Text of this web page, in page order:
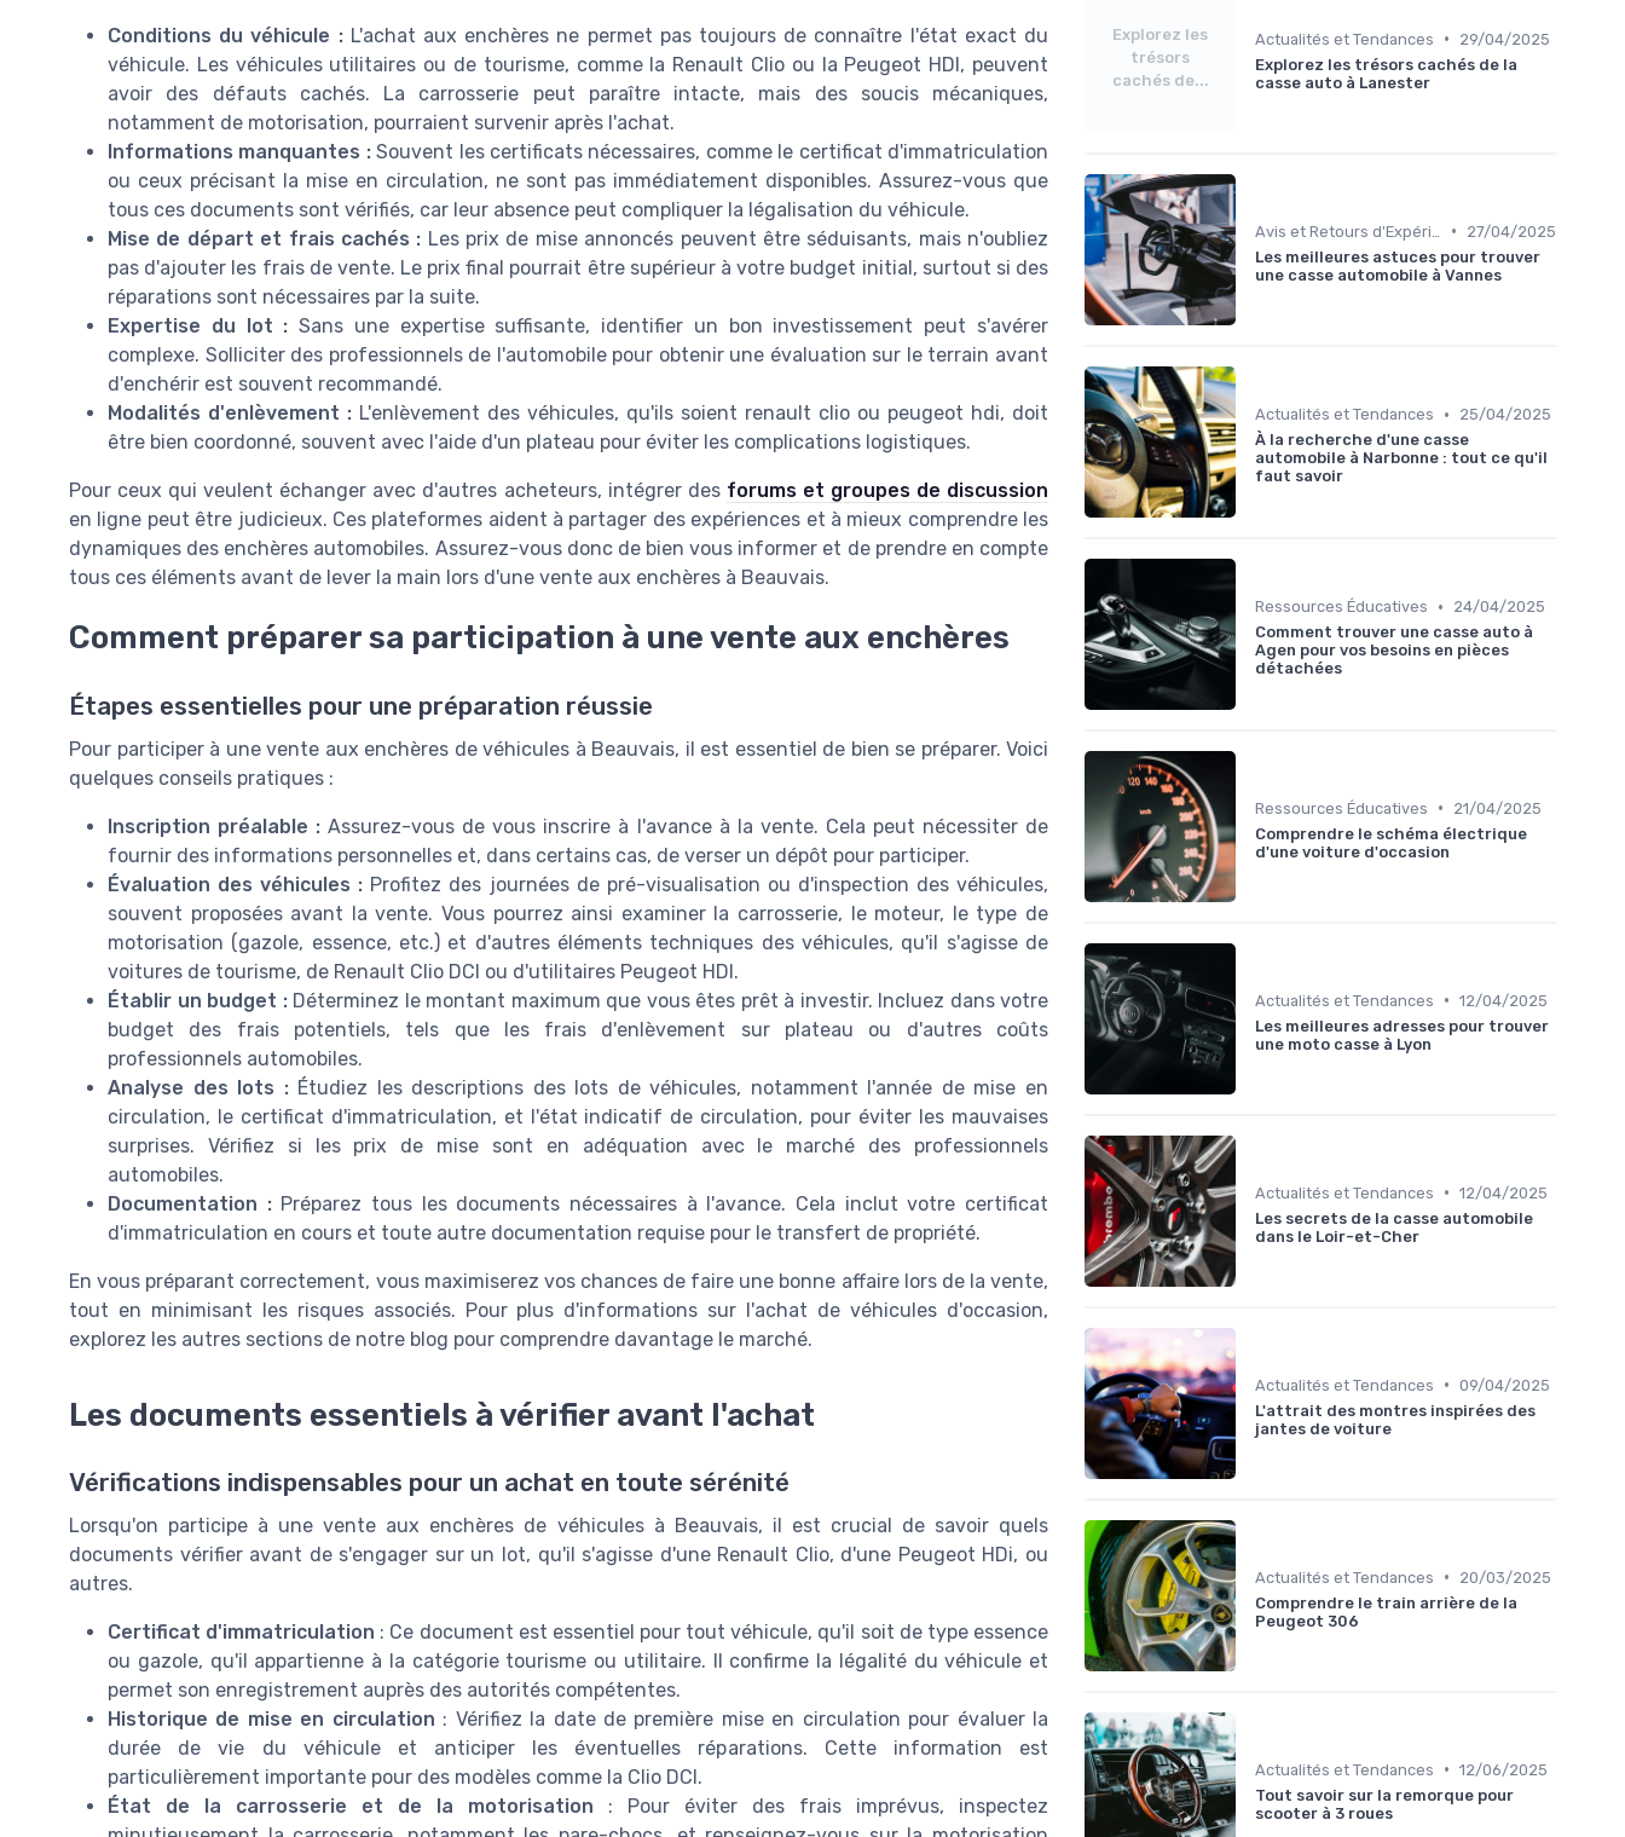
Conditions du véhicule :L'achat aux enchères ne permet pas toujours de connaître l'état exact du
véhicule. Les véhicules utilitaires ou de tourisme, comme la Renault Clio ou la Peugeot HDI, peuvent
avoir des défauts cachés. La carrosserie peut paraître intacte, mais des soucis mécaniques,
notamment de motorisation, pourraient survenir après l'achat.
Informations manquantes :Souvent les certificats nécessaires, comme le certificat d'immatriculation
ou ceux précisant la mise en circulation, ne sont pas immédiatement disponibles. Assurez-vous que
tous ces documents sont vérifiés, car leur absence peut compliquer la légalisation du véhicule.
Mise de départ et frais cachés : Les prix de mise annoncés peuvent être séduisants, mais n'oubliez
pas d'ajouter les frais de vente. Le prix final pourrait être supérieur à votre budget initial, surtout si des
réparations sont nécessaires par la suite.
Expertise du lot : Sans une expertise suffisante, identifier un bon investissement peut s'avérer
complexe. Solliciter des professionnels de l'automobile pour obtenir une évaluation sur le terrain avant
d'enchérir est souvent recommandé.
Modalités d'enlèvement : L'enlèvement des véhicules, qu'ils soient renault clio ou peugeot hdi, doit
être bien coordonné, souvent avec l'aide d'un plateau pour éviter les complications logistiques.
Pour ceux qui veulent échanger avec d'autres acheteurs, intégrer des forums et groupes de discussion
en ligne peut être judicieux. Ces plateformes aident à partager des expériences et à mieux comprendre les
dynamiques des enchères automobiles. Assurez-vous donc de bien vous informer et de prendre en compte
tous ces éléments avant de lever la main lors d'une vente aux enchères à Beauvais.
Comment préparer sa participation à une vente aux enchères
Étapes essentielles pour une préparation réussie
Pour participer à une vente aux enchères de véhicules à Beauvais, il est essentiel de bien se préparer. Voici
quelques conseils pratiques :
Inscription préalable : Assurez-vous de vous inscrire à l'avance à la vente. Cela peut nécessiter de
fournir des informations personnelles et, dans certains cas, de verser un dépôt pour participer.
Évaluation des véhicules : Profitez des journées de pré-visualisation ou d'inspection des véhicules,
souvent proposées avant la vente. Vous pourrez ainsi examiner la carrosserie, le moteur, le type de
motorisation (gazole, essence, etc.) et d'autres éléments techniques des véhicules, qu'il s'agisse de
voitures de tourisme, de Renault Clio DCI ou d'utilitaires Peugeot HDI.
Établir un budget :Déterminez le montant maximum que vous êtes prêt à investir. Incluez dans votre
budget des frais potentiels, tels que les frais d'enlèvement sur plateau ou d'autres coûts
professionnels automobiles.
Analyse des lots :Étudiez les descriptions des lots de véhicules, notamment l'année de mise en
circulation, le certificat d'immatriculation, et l'état indicatif de circulation, pour éviter les mauvaises
surprises. Vérifiez si les prix de mise sont en adéquation avec le marché des professionnels
automobiles.
Documentation :Préparez tous les documents nécessaires à l'avance. Cela inclut votre certificat
d'immatriculation en cours et toute autre documentation requise pour le transfert de propriété.
En vous préparant correctement, vous maximiserez vos chances de faire une bonne affaire lors de la vente,
tout en minimisant les risques associés. Pour plus d'informations sur l'achat de véhicules d'occasion,
explorez les autres sections de notre blog pour comprendre davantage le marché.
Les documents essentiels à vérifier avant l'achat
Vérifications indispensables pour un achat en toute sérénité
Lorsqu'on participe à une vente aux enchères de véhicules à Beauvais, il est crucial de savoir quels
documents vérifier avant de s'engager sur un lot, qu'il s'agisse d'une Renault Clio, d'une Peugeot HDi, ou
autres.
Certificat d'immatriculation : Ce document est essentiel pour tout véhicule, qu'il soit de type essence
ou gazole, qu'il appartienne à la catégorie tourisme ou utilitaire. Il confirme la légalité du véhicule et
permet son enregistrement auprès des autorités compétentes.
Historique de mise en circulation : Vérifiez la date de première mise en circulation pour évaluer la
durée de vie du véhicule et anticiper les éventuelles réparations. Cette information est
particulièrement importante pour des modèles comme la Clio DCI.
État de la carrosserie et de la motorisation : Pour éviter des frais imprévus, inspectez
Explorez les
trésors
cachés de...
Actualités et Tendances •
29/04/2025
Explorez les trésors cachés de la
casse auto à Lanester
•
27/04/2025
Les meilleures astuces pour trouver
une casse automobile à Vannes
Actualités et Tendances •
25/04/2025
À la recherche d'une casse
automobile à Narbonne : tout ce qu'il
faut savoir
Ressources Éducatives •
24/04/2025
Comment trouver une casse auto à
Agen pour vos besoins en pièces
détachées
Ressources Éducatives •
21/04/2025
Comprendre le schéma électrique
d'une voiture d'occasion
Actualités et Tendances • 12/04/2025
Les meilleures adresses pour trouver
une moto casse à Lyon
Actualités et Tendances • 12/04/2025
Les secrets de la casse automobile
dans le Loir-et-Cher
Actualités et Tendances • 09/04/2025
L'attrait des montres inspirées des
jantes de voiture
Actualités et Tendances •
20/03/2025
Comprendre le train arrière de la
Peugeot 306
Actualités et Tendances • 12/06/2025
Tout savoir sur la remorque pour
scooter à 3 roues